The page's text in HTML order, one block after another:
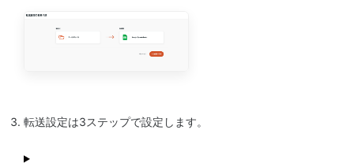
転送設定は3ステップで設定します。